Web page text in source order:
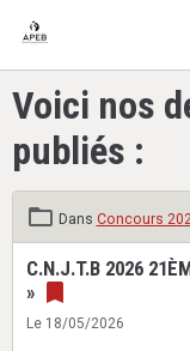
Voici nos
publiés :
Dans Concours
C.N.J.T.B 2026
»
Le 18/05/2026